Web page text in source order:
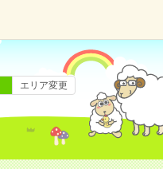
エリア変更